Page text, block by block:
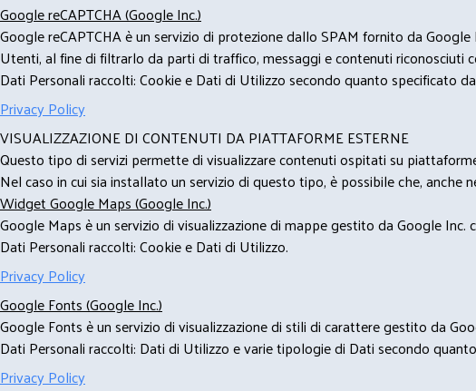
Google reCAPTCHA (Google Inc.)
Google reCAPTCHA è un servizio di protezione dallo SPAM fornito da
Utenti, al fine di filtrarlo da parti di traffico, messaggi e contenuti riconosciuti
Dati Personali raccolti: Cookie e Dati di Utilizzo secondo quanto specificato
Privacy Policy
VISUALIZZAZIONE DI CONTENUTI DA PIATTAFORME ESTERNE
Questo tipo di servizi permette di visualizzare contenuti ospitati su
Nel caso in cui sia installato un servizio di questo tipo, è possibile che,
Widget Google Maps (Google Inc.)
Google Maps è un servizio di visualizzazione di mappe gestito da Google
Dati Personali raccolti: Cookie e Dati di Utilizzo.
Privacy Policy
Google Fonts (Google Inc.)
Google Fonts è un servizio di visualizzazione di stili di carattere gestito da
Dati Personali raccolti: Dati di Utilizzo e varie tipologie di Dati secondo
Privacy Policy